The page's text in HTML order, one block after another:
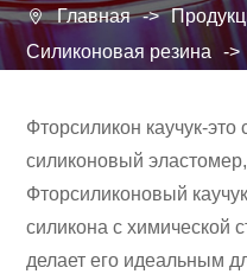
 Главная
Силиконовая резина
Фторсиликон каучук-
силиконовый
Фторсиликоновый
силикона с химической
делает его идеальным